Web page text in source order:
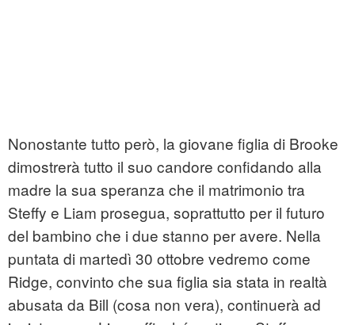
Nonostante tutto però, la giovane figlia di Brooke
dimostrerà tutto il suo candore confidando alla
madre la sua speranza che il matrimonio tra
Steffy e Liam prosegua, soprattutto per il futuro
del bambino che i due stanno per avere. Nella
puntata di martedì 30 ottobre vedremo come
Ridge, convinto che sua figlia sia stata in realtà
abusata da Bill (cosa non vera), continuerà ad